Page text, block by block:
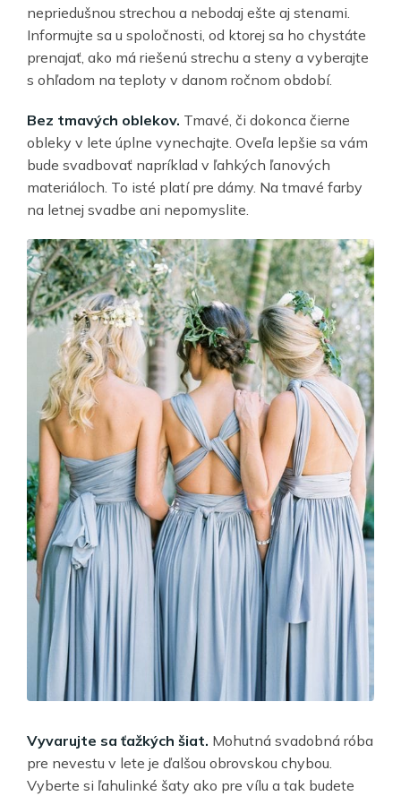
nepriedušnou strechou a nebodaj ešte aj stenami.
Informujte sa u spoločnosti, od ktorej sa ho chystáte
prenajať, ako má riešenú strechu a steny a vyberajte
s ohľadom na teploty v danom ročnom období.
Bez tmavých oblekov. Tmavé, či dokonca čierne
obleky v lete úplne vynechajte. Oveľa lepšie sa vám
bude svadbovať napríklad v ľahkých ľanových
materiáloch. To isté platí pre dámy. Na tmavé farby
na letnej svadbe ani nepomyslite.
Vyvarujte sa ťažkých šiat. Mohutná svadobná róba
pre nevestu v lete je ďalšou obrovskou chybou.
Vyberte si ľahulinké šaty ako pre vílu a tak budete